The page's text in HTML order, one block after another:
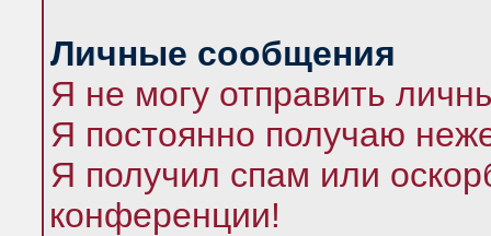
Личные сообщения
Я не могу отправить
Я постоянно получаю
Я получил спам или
конференции!